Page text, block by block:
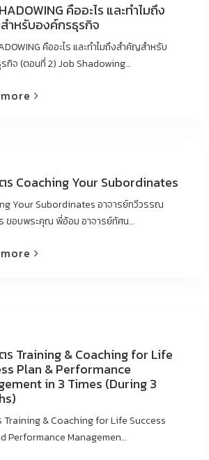
คืออะไร และทำไมถึง
ำหรับองค์กรธุรกิจ
คืออะไร และทำไมถึงสำคัญสำหรับ
กิจ (ตอนที่ 2) Job Shadowing…
ร Coaching Your Subordinates
Your Subordinates อาจารย์ทวีวรรณ
ขอบพระคุณ พี่อ้อม อาจารย์ทัศน…
ร Training & Coaching for Life
Plan & Performance
in 3 Times (During 3
Training & Coaching for Life Success
Performance Managemen…